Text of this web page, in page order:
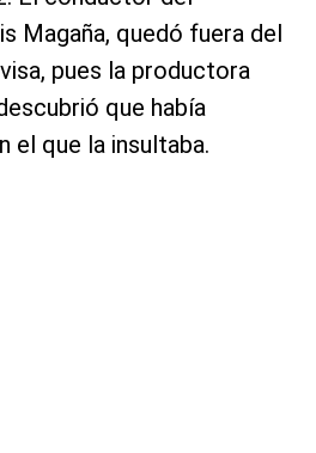
Magaña, quedó fuera del
pues la productora
que había
el que la insultaba.